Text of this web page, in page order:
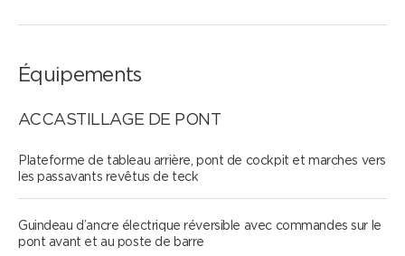
Équipements
ACCASTILLAGE DE PONT
Plateforme de tableau arrière, pont de cockpit et marches vers
les passavants revêtus de teck
Guindeau d’ancre électrique réversible avec commandes sur le
pont avant et au poste de barre